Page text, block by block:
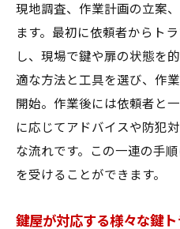
現地調査、作業計画の立案
ます。最初に依頼者からト
し、現場で鍵や扉の状態を
適な方法と工具を選び、作
開始。作業後には依頼者と
に応じてアドバイスや防犯
な流れです。この一連の手
を受けることができます。
鍵屋が対応する様々な鍵